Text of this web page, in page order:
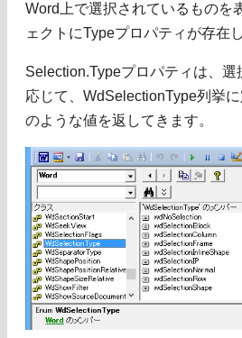
Word上で選択されているものを
ェクトにTypeプロパティが存在
Selection.Typeプロパティは、選
応じて、WdSelectionType列挙
のような値を返してきます。